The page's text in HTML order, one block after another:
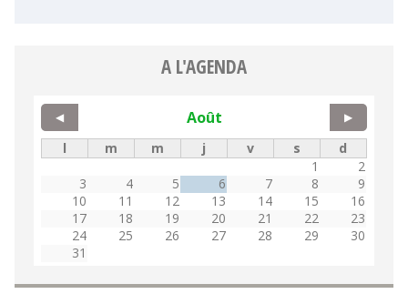
A L'AGENDA
Août
◀ ▶
l m m j v s
d
1
2
3
4 5 6 7 8
9
10
11 12 13 14 15
16
17
18 19 20 21 22
23
24
25 26 27 28 29
30
31